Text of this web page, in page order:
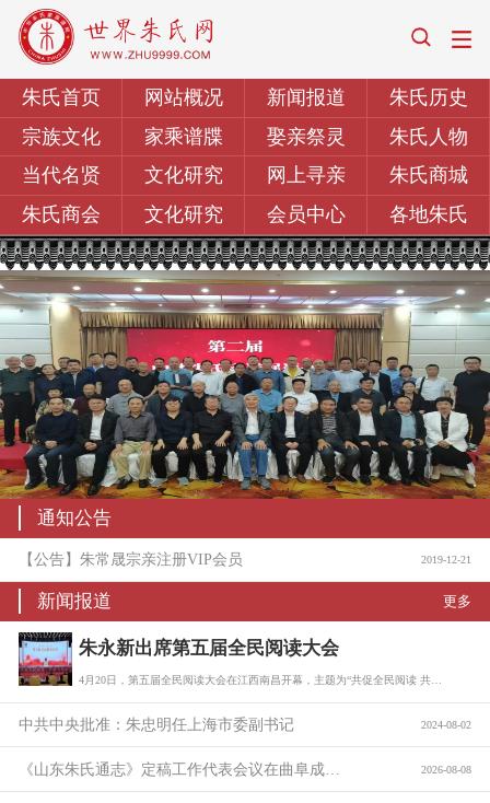
朱氏首页 网站概况 新闻报道
朱氏历史
宗族文化
家乘谱牒 娶亲祭灵
朱氏人物
当代名贤
文化研究 网上寻亲
朱氏商城
朱氏商会
文化研究 会员中心 各地朱氏
通知公告
【公告】朱常晟宗亲注册VIP会员 2019-12-21
新闻报道 更多
朱永新出席第五届全民阅读大会
中共中央批准：朱忠明任上海市委副书记 2024-08-02
2026-08-08